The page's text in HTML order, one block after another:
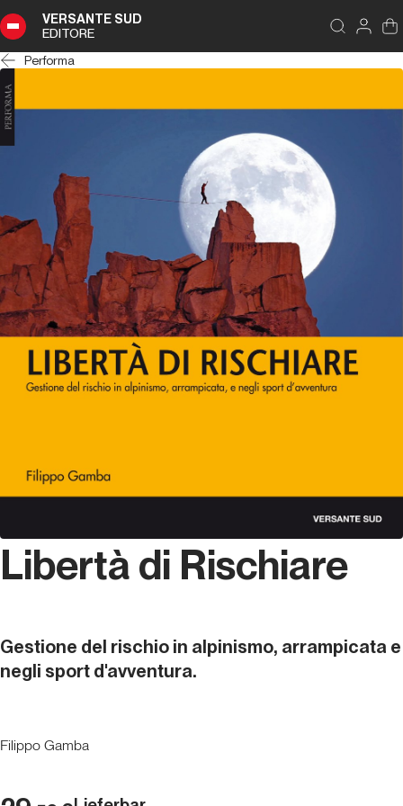
VERSANTE SUD
EDITORE
Performa
Libertà di Rischiare
Gestione del rischio in alpinismo, arrampicata e
negli sport d'avventura.
Filippo Gamba